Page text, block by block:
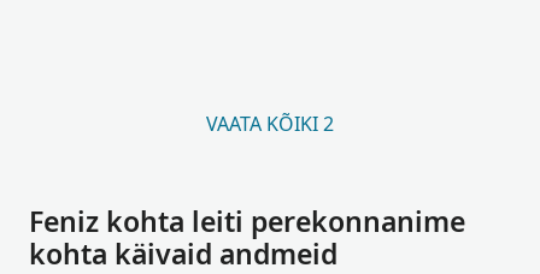
VAATA KÕIKI 2
Feniz kohta leiti perekonnanime
kohta käivaid andmeid